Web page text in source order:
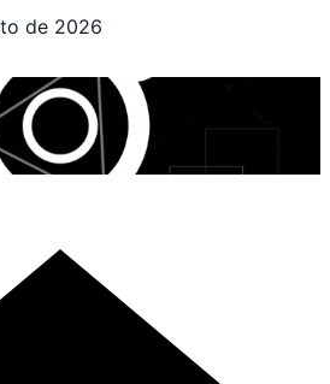
de 2026